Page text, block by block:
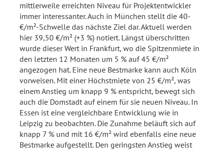
mittlerweile erreichten Niveau für Projektentwickler
immer interessanter. Auch in München stellt die 40-
€/m²-Schwelle das nächste Ziel dar. Aktuell werden
hier 39,50 €/m² (+3 %) notiert. Längst überschritten
wurde dieser Wert in Frankfurt, wo die Spitzenmiete in
den letzten 12 Monaten um 5 % auf 45 €/m²
angezogen hat. Eine neue Bestmarke kann auch Köln
vorweisen. Mit einer Höchstmiete von 25 €/m², was
einem Anstieg um knapp 9 % entspricht, bewegt sich
auch die Domstadt auf einem für sie neuen Niveau. In
Essen ist eine vergleichbare Entwicklung wie in
Leipzig zu beobachten. Die Zunahme beläuft sich auf
knapp 7 % und mit 16 €/m² wird ebenfalls eine neue
Bestmarke aufgestellt. Den geringsten Anstieg weist